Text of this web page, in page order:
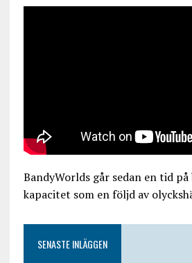
BandyWorlds går sedan en tid på
kapacitet som en följd av
SENASTE INLÄGGEN